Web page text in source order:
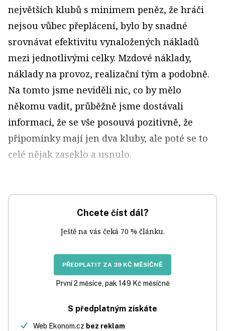
největších klubů s minimem peněz, že hráči
nejsou vůbec přeplácení, bylo by snadné
srovnávat efektivitu vynaložených nákladů
mezi jednotlivými celky. Mzdové náklady,
náklady na provoz, realizační tým a podobně.
Na tomto jsme neviděli nic, co by mělo
někomu vadit, průběžně jsme dostávali
informaci, že se vše posouvá pozitivně, že
připomínky mají jen dva kluby, ale poté se to
celé nějak zaseklo a usnulo.
Chcete číst dál?
Ještě na vás čeká 70 % článku.
PŘEDPLATIT ZA 39 KČ MĚSÍČNĚ
První 2 měsíce, pak 149 Kč měsíčně
S předplatným získáte
Web Ekonom.cz bez reklam